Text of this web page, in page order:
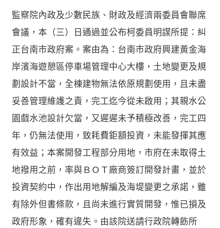
監察院內政及少數民族、財政及經濟兩委員會聯席
會議，本（三）日通過並公布柯委員明謀所提：糾
正台南市政府案。案由為：台南市政府興建黃金海
岸濱海遊憩區停車場管理中心大樓，土地變更及規
劃設計不當，全棟建物無法依原規劃使用，且未盡
妥善管理維護之責，完工迄今從未啟用；其親水公
園戲水池設計欠當，又遲遲未予積極改善，完工四
年，仍無法使用，致耗費鉅額投資，未能發揮其應
有效益；本案開發工程部分用地，市府在未取得土
地撥用之前，率與ＢＯＴ廠商簽訂開發計畫，並於
投資契約中，作出用地解編及海堤變更之承諾，雖
有除外但書條款，且尚未進行實質開發，惟已損及
政府形象，確有違失。由該院送請行政院轉飭所